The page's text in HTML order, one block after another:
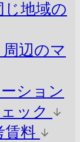
じ地域の
周辺のマ
ション
ック
賃料